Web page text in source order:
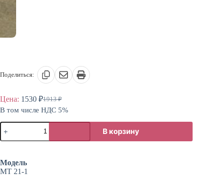
Поделиться:
Цена: 1913₽
Первоначальная
цена
1913 ₽.
1530 ₽Текущая
цена:
1530 ₽.
В том числе НДС 5%
Количество
товара
Табурет
классический
В корзину
Модель
МТ 21-1